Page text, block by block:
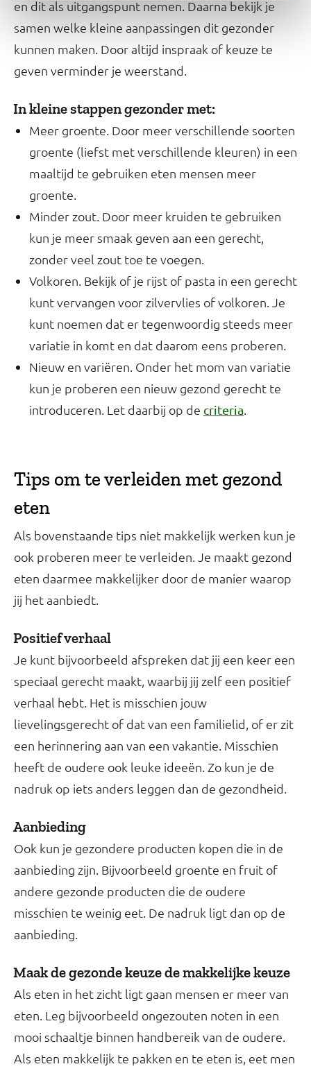
en dit als uitgangspunt nemen. Daarna bekijk je
samen welke kleine aanpassingen dit gezonder
kunnen maken. Door altijd inspraak of keuze te
geven verminder je weerstand.
In kleine stappen gezonder met:
Meer groente. Door meer verschillende soorten
groente (liefst met verschillende kleuren) in een
maaltijd te gebruiken eten mensen meer
groente.
Minder zout. Door meer kruiden te gebruiken
kun je meer smaak geven aan een gerecht,
zonder veel zout toe te voegen.
Volkoren. Bekijk of je rijst of pasta in een gerecht
kunt vervangen voor zilvervlies of volkoren. Je
kunt noemen dat er tegenwoordig steeds meer
variatie in komt en dat daarom eens proberen.
Nieuw en variëren. Onder het mom van variatie
kun je proberen een nieuw gezond gerecht te
introduceren. Let daarbij op de criteria.
Tips om te verleiden met gezond
eten
Als bovenstaande tips niet makkelijk werken kun je
ook proberen meer te verleiden. Je maakt gezond
eten daarmee makkelijker door de manier waarop
jij het aanbiedt.
Positief verhaal
Je kunt bijvoorbeeld afspreken dat jij een keer een
speciaal gerecht maakt, waarbij jij zelf een positief
verhaal hebt. Het is misschien jouw
lievelingsgerecht of dat van een familielid, of er zit
een herinnering aan van een vakantie. Misschien
heeft de oudere ook leuke ideeën. Zo kun je de
nadruk op iets anders leggen dan de gezondheid.
Aanbieding
Ook kun je gezondere producten kopen die in de
aanbieding zijn. Bijvoorbeeld groente en fruit of
andere gezonde producten die de oudere
misschien te weinig eet. De nadruk ligt dan op de
aanbieding.
Maak de gezonde keuze de makkelijke keuze
Als eten in het zicht ligt gaan mensen er meer van
eten. Leg bijvoorbeeld ongezouten noten in een
mooi schaaltje binnen handbereik van de oudere.
Als eten makkelijk te pakken en te eten is, eet men